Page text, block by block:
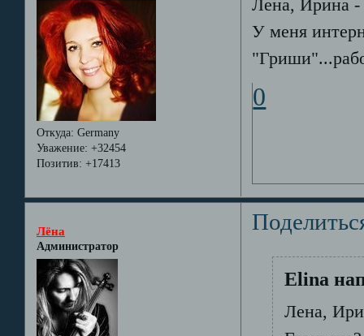
Откуда: Germany
Уважение: +32454
Позитив: +17413
Лена, Ирина -
У меня
0
Лёна
Администратор
Elina
Лена,